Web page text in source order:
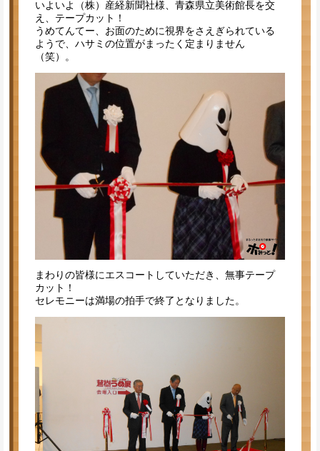
いよいよ（株）産経新聞社様、青森県立美術館長を交
え、テープカット！
うめてんてー、お面のために視界をさえぎられている
ようで、ハサミの位置がまったく定まりません
（笑）。
まわりの皆様にエスコートしていただき、無事テープ
カット！
セレモニーは満場の拍手で終了となりました。